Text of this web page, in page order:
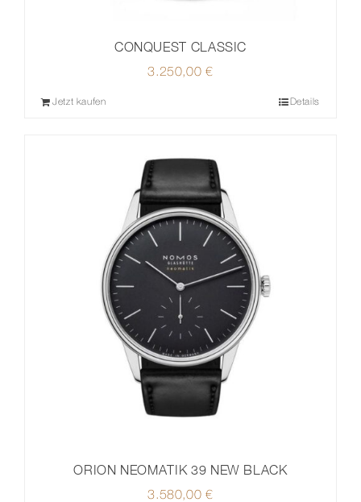
CONQUEST CLASSIC
3.250,00€
Jetzt kaufen Details
ORION NEOMATIK 39 NEW BLACK
3.580,00€